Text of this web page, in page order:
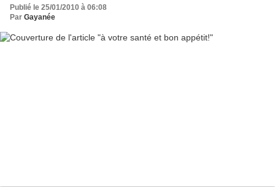
Publié le 25/01/2010 à 06:08
Par Gayanée